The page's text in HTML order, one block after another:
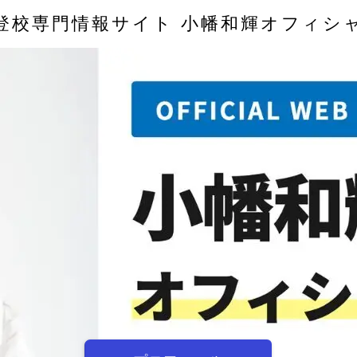
校専門情報サイト 小幡和輝オフィシ